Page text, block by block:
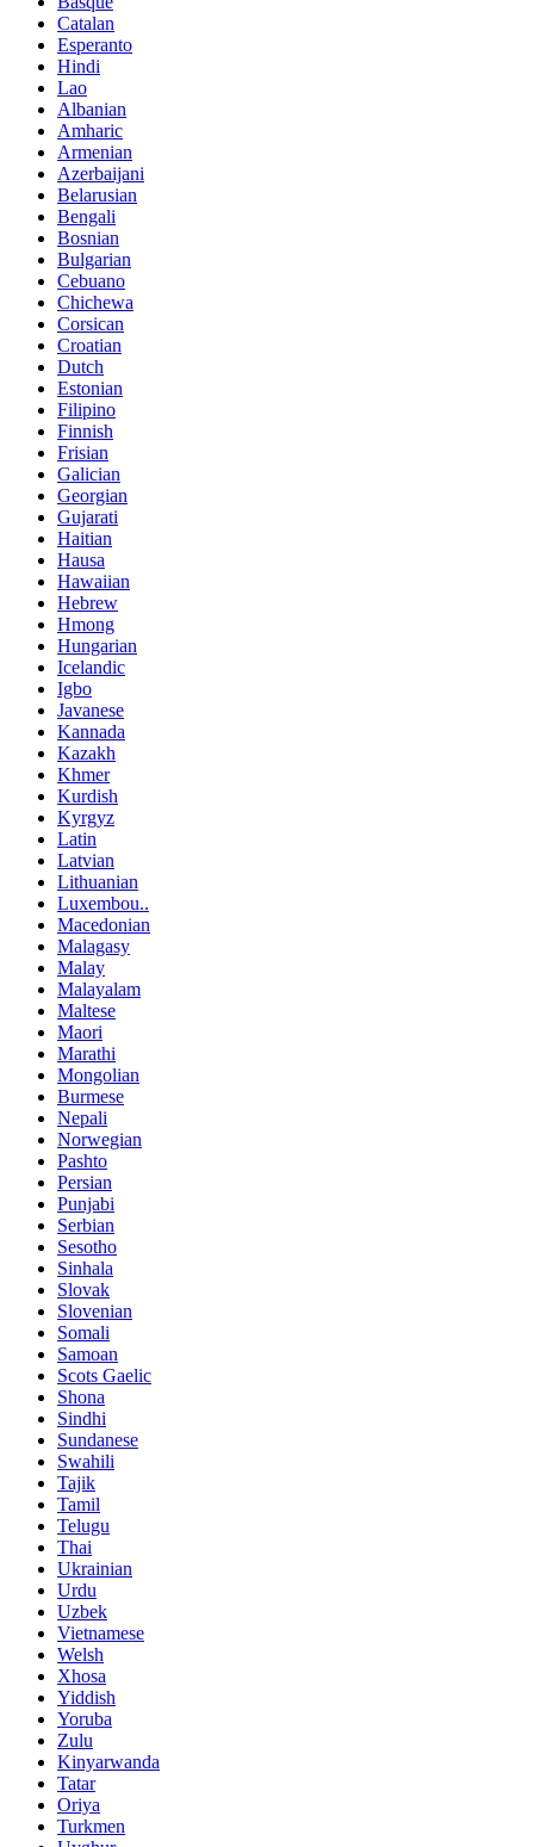
Catalan
Esperanto
Hindi
Lao
Albanian
Amharic
Armenian
Azerbaijani
Belarusian
Bengali
Bosnian
Bulgarian
Cebuano
Chichewa
Corsican
Croatian
Dutch
Estonian
Filipino
Finnish
Frisian
Galician
Georgian
Gujarati
Haitian
Hausa
Hawaiian
Hebrew
Hmong
Hungarian
Icelandic
Igbo
Javanese
Kannada
Kazakh
Khmer
Kurdish
Kyrgyz
Latin
Latvian
Lithuanian
Luxembou..
Macedonian
Malagasy
Malay
Malayalam
Maltese
Maori
Marathi
Mongolian
Burmese
Nepali
Norwegian
Pashto
Persian
Punjabi
Serbian
Sesotho
Sinhala
Slovak
Slovenian
Somali
Samoan
Scots Gaelic
Shona
Sindhi
Sundanese
Swahili
Tajik
Tamil
Telugu
Thai
Ukrainian
Urdu
Uzbek
Vietnamese
Welsh
Xhosa
Yiddish
Yoruba
Zulu
Kinyarwanda
Tatar
Oriya
Turkmen